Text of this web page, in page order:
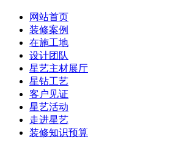
网站首页
装修案例
在施工地
设计团队
星艺主材展厅
星钻工艺
客户见证
星艺活动
走进星艺
装修知识预算